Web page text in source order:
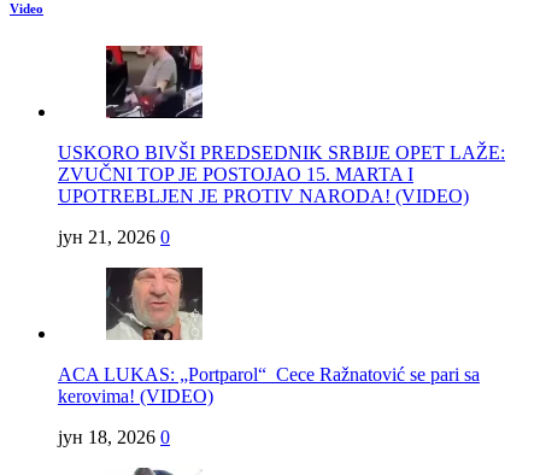
Video
USKORO BIVŠI PREDSEDNIK SRBIJE OPET LAŽE:
ZVUČNI TOP JE POSTOJAO 15. MARTA I
UPOTREBLJEN JE PROTIV NARODA! (VIDEO)
јун 21, 2026 0
ACA LUKAS: „Portparol“ Cece Ražnatović se pari sa
kerovima! (VIDEO)
јун 18, 2026 0